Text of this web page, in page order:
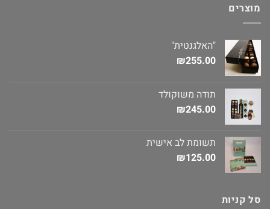
מוצרים
"האלגנטית"
₪255.00
תודה משוקולד
₪245.00
תשומת לב אישית
₪125.00
סל קניות